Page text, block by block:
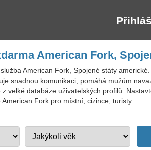
American Fork,
American Fork, Spojené státy
snadnou komunikaci, pomáhá mužům
velké databáze uživatelských profilů.
Fork pro místní, cizince, turisty.